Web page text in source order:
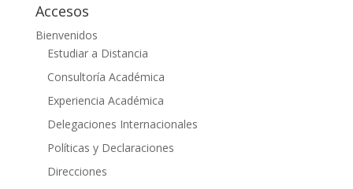
Accesos
Bienvenidos
Estudiar a Distancia
Consultoría Académica
Experiencia Académica
Delegaciones Internacionales
Políticas y Declaraciones
Direcciones